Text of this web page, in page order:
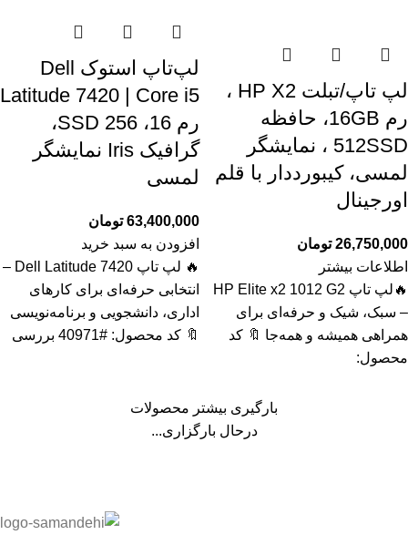
لپ تاپ/تبلت HP X2 ،
رم 16GB، حافظه
512SSD ، نمایشگر
لمسی، کیبورددار با قلم
اورجینال
26,750,000 تومان
اطلاعات بیشتر
🔥لپ تاپ HP Elite x2 1012 G2
– سبک، شیک و حرفه‌ای برای
همراهی همیشه و همه‌جا 🔖 کد
محصول:
لپ‌تاپ استوک Dell
Latitude 7420 | Core i5
رم 16، SSD 256،
گرافیک Iris نمایشگر
لمسی
63,400,000 تومان
افزودن به سبد خرید
🔥 لپ تاپ Dell Latitude 7420 –
انتخابی حرفه‌ای برای کارهای
اداری، دانشجویی و برنامه‌نویسی
🔖 کد محصول: #40971 بررسی
بارگیری بیشتر محصولات
درحال بارگزاری...